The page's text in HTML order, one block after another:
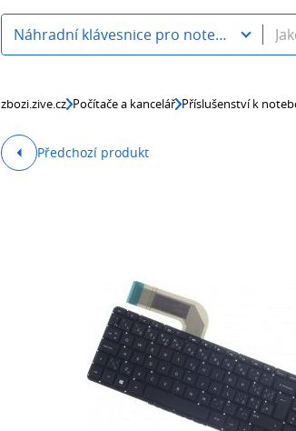
Náhradní klávesnice pro notebooky
zbozi.zive.cz Počítače a kancelář Příslušenství k
Předchozí produkt